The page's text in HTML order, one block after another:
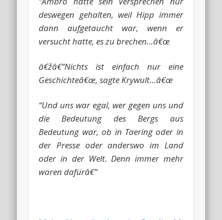
deswegen gehalten, weil Hipp immer
dann aufgetaucht war, wenn er
versucht hatte, es zu brechen…â€œ
â€žâ€”Nichts ist einfach nur eine
Geschichteâ€œ, sagte Krywult…â€œ
“Und uns war egal, wer gegen uns und
die Bedeutung des Bergs aus
Bedeutung war, ob in Taering oder in
der Presse oder anderswo im Land
oder in der Welt. Denn immer mehr
waren dafürâ€”